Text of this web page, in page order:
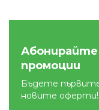
Абонирайте
промоции
Бъдете
новите оферти!